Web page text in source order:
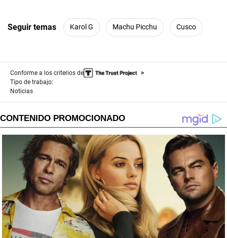
Seguir temas Karol G Machu Picchu Cusco
Conforme a los criterios de
Tipo de trabajo:
Noticias